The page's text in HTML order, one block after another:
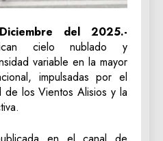
del 2025.-
cielo nublado y
variable en la mayor
impulsadas por el
de los Vientos Alisios y la